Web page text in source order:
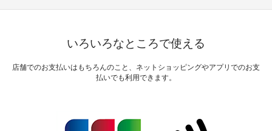
いろいろなところで使える
店舗でのお支払いはもちろんのこと、ネットショッピングやアプリでのお支
払いでも利用できます。